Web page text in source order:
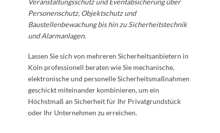
Veranstaltungsschutz und Eventabsicherung über
Personenschutz, Objektschutz und
Baustellenbewachung bis hin zu Sicherheitstechnik
und Alarmanlagen.
Lassen Sie sich von mehreren Sicherheitsanbietern in
Köln professionell beraten wie Sie mechanische,
elektronische und personelle Sicherheitsmaßnahmen
geschickt miteinander kombinieren, um ein
Höchstmaß an Sicherheit für Ihr Privatgrundstück
oder Ihr Unternehmen zu erreichen.